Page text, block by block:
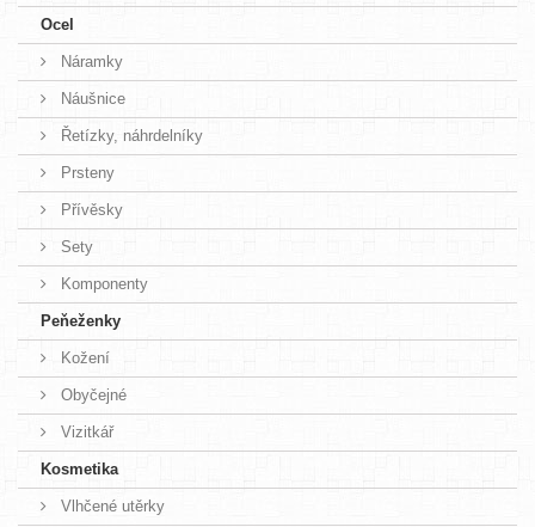
Ocel
Náramky
Náušnice
Řetízky, náhrdelníky
Prsteny
Přívěsky
Sety
Komponenty
Peňeženky
Kožení
Obyčejné
Vizitkář
Kosmetika
Vlhčené utěrky